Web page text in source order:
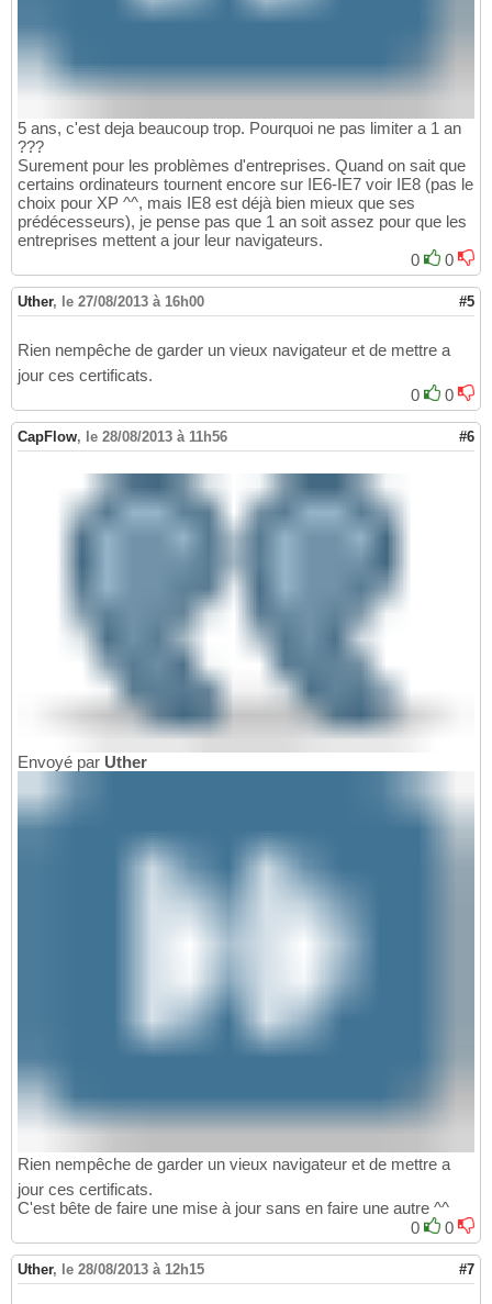
5 ans, c'est deja beaucoup trop. Pourquoi ne pas limiter a 1 an
???
Surement pour les problèmes d'entreprises. Quand on sait que
certains ordinateurs tournent encore sur IE6-IE7 voir IE8 (pas le
choix pour XP ^^, mais IE8 est déjà bien mieux que ses
prédécesseurs), je pense pas que 1 an soit assez pour que les
entreprises mettent a jour leur navigateurs.
0
0
Uther, le 27/08/2013 à 16h00 #5
Rien nempêche de garder un vieux navigateur et de mettre a
jour ces certificats.
0
0
CapFlow, le 28/08/2013 à 11h56 #6
Envoyé par Uther
Rien nempêche de garder un vieux navigateur et de mettre a
jour ces certificats.
C'est bête de faire une mise à jour sans en faire une autre ^^
0
0
Uther, le 28/08/2013 à 12h15 #7